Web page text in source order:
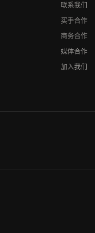
联系我们
买手合作
商务合作
媒体合作
加入我们